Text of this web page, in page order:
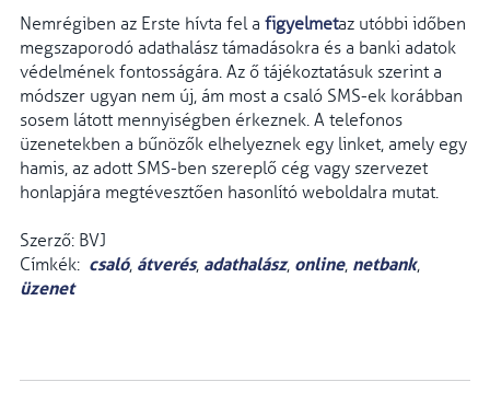
Nemrégiben az Erste hívta fel a figyelmetaz utóbbi időben
megszaporodó adathalász támadásokra és a banki adatok
védelmének fontosságára. Az ő tájékoztatásuk szerint a
módszer ugyan nem új, ám most a csaló SMS-ek korábban
sosem látott mennyiségben érkeznek. A telefonos
üzenetekben a bűnözők elhelyeznek egy linket, amely egy
hamis, az adott SMS-ben szereplő cég vagy szervezet
honlapjára megtévesztően hasonlító weboldalra mutat.
Szerző: BVJ
Címkék: csaló, átverés, adathalász, online, netbank,
üzenet